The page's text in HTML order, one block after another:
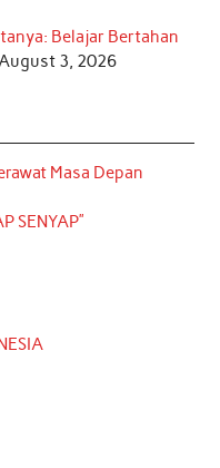
Belajar Bertahan
3, 2026
Masa Depan
SENYAP”